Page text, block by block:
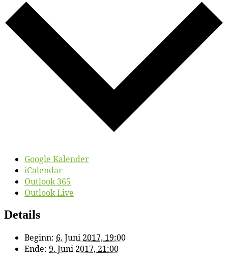
Google Kalender
iCalendar
Outlook 365
Outlook Live
Details
Beginn: 6. Juni 2017, 19:00
Ende: 9. Juni 2017, 21:00